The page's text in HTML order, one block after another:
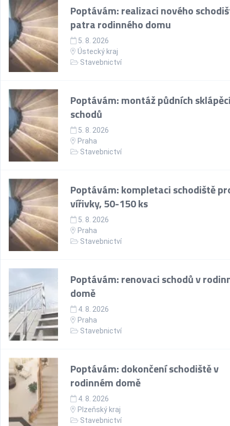
Poptávám: realizaci nového
patra rodinného domu
5. 8. 2026
Ústecký kraj
Stavebnictví
Poptávám: montáž půdních
schodů
5. 8. 2026
Praha
Stavebnictví
Poptávám: kompletaci schodiště
vířivky, 50-150 ks
5. 8. 2026
Praha
Stavebnictví
Poptávám: renovaci schodů v
domě
4. 8. 2026
Praha
Stavebnictví
Poptávám: dokončení schodiště v
rodinném domě
4. 8. 2026
Plzeňský kraj
Stavebnictví